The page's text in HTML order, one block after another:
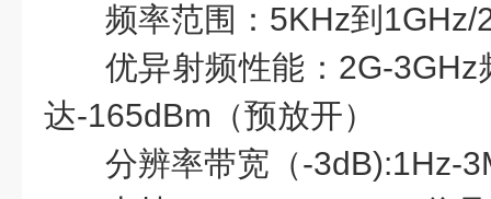
频率范围：5KHz到1GHz/
优异射频性能：2G-
达-165dBm（预放开）
分辨率带宽（-3dB):1Hz-